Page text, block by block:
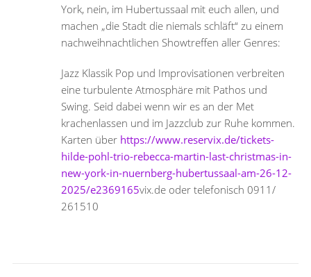
York, nein, im Hubertussaal mit euch allen, und
machen „die Stadt die niemals schläft“ zu einem
nachweihnachtlichen Showtreffen aller Genres:
Jazz Klassik Pop und Improvisationen verbreiten
eine turbulente Atmosphäre mit Pathos und
Swing. Seid dabei wenn wir es an der Met
krachenlassen und im Jazzclub zur Ruhe kommen.
Karten über https://www.reservix.de/tickets-
hilde-pohl-trio-rebecca-martin-last-christmas-in-
new-york-in-nuernberg-hubertussaal-am-26-12-
2025/e2369165vix.de oder telefonisch 0911/
261510